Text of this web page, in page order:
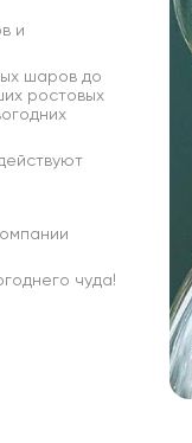
и
шаров до
ростовых
чуда!